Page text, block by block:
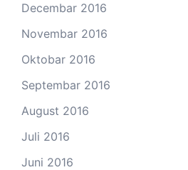
Decembar 2016
Novembar 2016
Oktobar 2016
Septembar 2016
August 2016
Juli 2016
Juni 2016